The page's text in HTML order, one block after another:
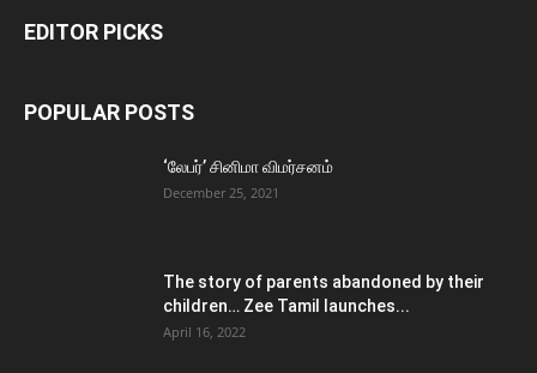
EDITOR PICKS
POPULAR POSTS
‘லேபர்’ சினிமா விமர்சனம்
December 25, 2021
The story of parents abandoned by their
children… Zee Tamil launches...
April 16, 2022